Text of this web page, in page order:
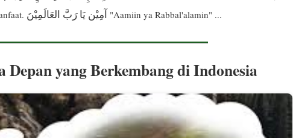
آمِيْن يَا رَبَّ العَالَمِيْنَ "Aamiin ya Rabbal'alamin" ...
yang Berkembang di Indonesia